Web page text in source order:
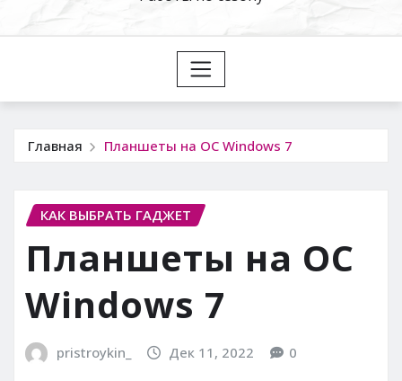
Главная Планшеты на ОС Windows 7
КАК ВЫБРАТЬ ГАДЖЕТ
Планшеты на ОС
Windows 7
pristroykin_ Дек 11, 2022 0